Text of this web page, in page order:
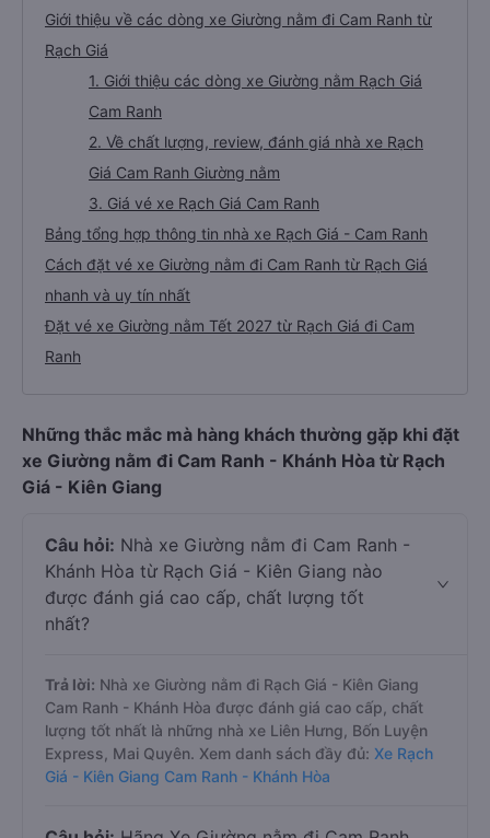
Giới thiệu về các dòng xe Giường nằm đi Cam Ranh từ
Rạch Giá
1. Giới thiệu các dòng xe Giường nằm Rạch Giá
Cam Ranh
2. Về chất lượng, review, đánh giá nhà xe Rạch
Giá Cam Ranh Giường nằm
3. Giá vé xe Rạch Giá Cam Ranh
Bảng tổng hợp thông tin nhà xe Rạch Giá - Cam Ranh
Cách đặt vé xe Giường nằm đi Cam Ranh từ Rạch Giá
nhanh và uy tín nhất
Đặt vé xe Giường nằm Tết 2027 từ Rạch Giá đi Cam
Ranh
Những thắc mắc mà hàng khách thường gặp khi đặt
xe Giường nằm đi Cam Ranh - Khánh Hòa từ Rạch
Giá - Kiên Giang
Câu hỏi: Nhà xe Giường nằm đi Cam Ranh -
Khánh Hòa từ Rạch Giá - Kiên Giang nào
được đánh giá cao cấp, chất lượng tốt
nhất?
Trả lời: Nhà xe Giường nằm đi Rạch Giá - Kiên Giang
Cam Ranh - Khánh Hòa được đánh giá cao cấp, chất
lượng tốt nhất là những nhà xe Liên Hưng, Bốn Luyện
Express, Mai Quyên. Xem danh sách đầy đủ: Xe Rạch
Giá - Kiên Giang Cam Ranh - Khánh Hòa